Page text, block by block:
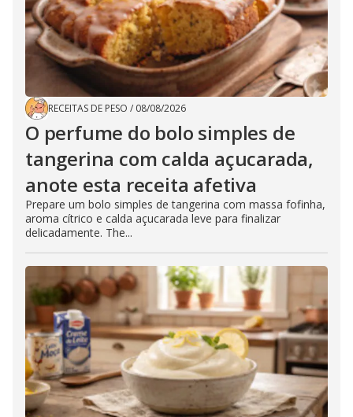
RECEITAS DE PESO / 08/08/2026
O perfume do bolo simples de
tangerina com calda açucarada,
anote esta receita afetiva
Prepare um bolo simples de tangerina com massa fofinha,
aroma cítrico e calda açucarada leve para finalizar
delicadamente. The...